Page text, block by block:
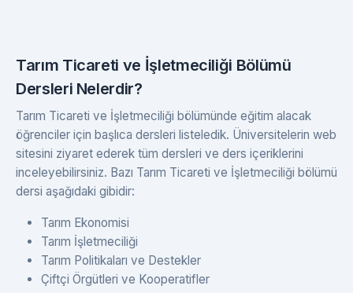
Tarım Ticareti ve İşletmeciliği Bölümü
Dersleri Nelerdir?
Tarım Ticareti ve İşletmeciliği bölümünde eğitim alacak
öğrenciler için başlıca dersleri listeledik. Üniversitelerin web
sitesini ziyaret ederek tüm dersleri ve ders içeriklerini
inceleyebilirsiniz. Bazı Tarım Ticareti ve İşletmeciliği bölümü
dersi aşağıdaki gibidir:
Tarım Ekonomisi
Tarım İşletmeciliği
Tarım Politikaları ve Destekler
Çiftçi Örgütleri ve Kooperatifler